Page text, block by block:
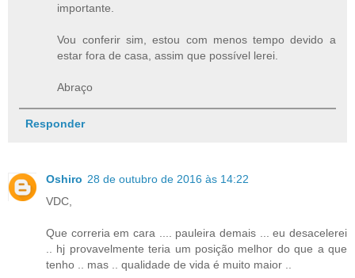
importante.
Vou conferir sim, estou com menos tempo devido a
estar fora de casa, assim que possível lerei.
Abraço
Responder
Oshiro 28 de outubro de 2016 às 14:22
VDC,
Que correria em cara .... pauleira demais ... eu desacelerei
.. hj provavelmente teria um posição melhor do que a que
tenho .. mas .. qualidade de vida é muito maior ..